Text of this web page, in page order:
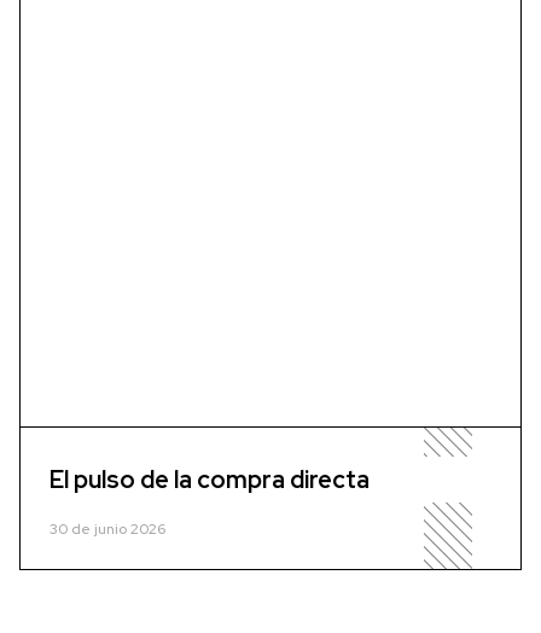
El pulso de la compra directa
30 de junio 2026